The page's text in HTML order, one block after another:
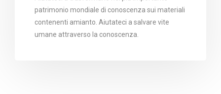
patrimonio mondiale di conoscenza sui materiali
contenenti amianto. Aiutateci a salvare vite
umane attraverso la conoscenza.